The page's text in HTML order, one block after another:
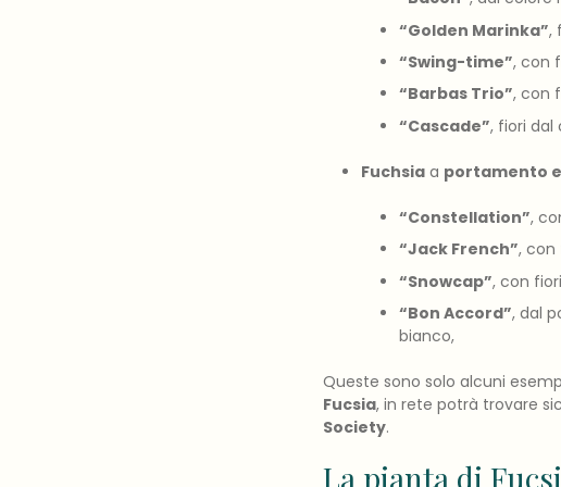
“Golden Marinka”,
“Swing-time”, con
“Barbas Trio”, con
“Cascade”, fiori dal
Fuchsia a portamento
“Constellation”,
“Jack French”, con
“Snowcap”, con
“Bon Accord”, dal
bianco,
Queste sono solo alcuni
Fucsia, in rete potrà trovare
Society.
La pianta di